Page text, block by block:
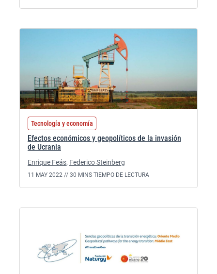
Tecnología y economía
Efectos económicos y geopolíticos de la invasión
de Ucrania
Enrique Feás, Federico Steinberg
11 MAY 2022 // 30 MINS TIEMPO DE LECTURA